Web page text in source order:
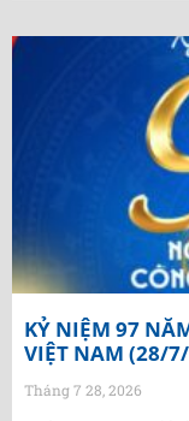
KỶ NIỆM 97
VIỆT NAM (28/
Tháng 7 28, 2026